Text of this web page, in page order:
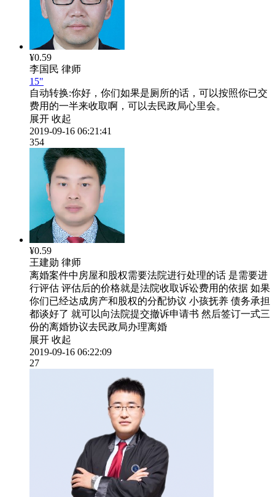
¥0.59
李国民 律师
15"
自动转换:你好，你们如果是厕所的话，可以按照你已交
费用的一半来收取啊，可以去民政局心里会。
展开 收起
2019-09-16 06:21:41
354
¥0.59
王建勋 律师
离婚案件中房屋和股权需要法院进行处理的话 是需要进
行评估 评估后的价格就是法院收取诉讼费用的依据 如果
你们已经达成房产和股权的分配协议 小孩抚养 债务承担
都谈好了 就可以向法院提交撤诉申请书 然后签订一式三
份的离婚协议去民政局办理离婚
展开 收起
2019-09-16 06:22:09
27